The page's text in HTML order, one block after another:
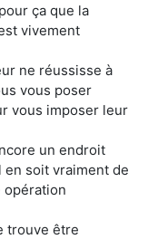
ça que la
vivement
ne réussisse à
vous poser
vous imposer leur
un endroit
en soit vraiment de
opération
trouve être